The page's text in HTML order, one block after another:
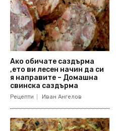
Ако обичате саздърма
,ето ви лесен начин да си
я направите – Домашна
свинска саздърма
Рецепти Иван Ангелов